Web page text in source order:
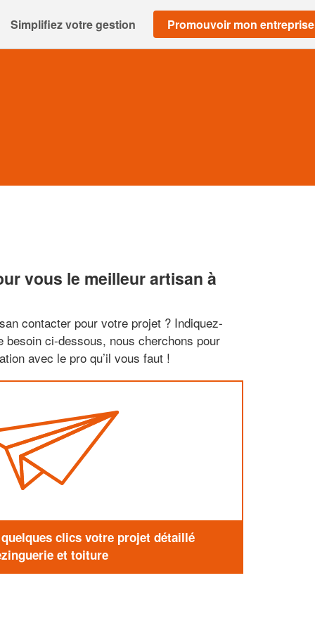
Simplifiez votre gestion Promouvoir mon entreprise
vous le meilleur artisan à
contacter pour votre projet ? Indiquez-
besoin ci-dessous, nous cherchons pour
avec le pro qu’il vous faut !
clics votre projet détaillé
et toiture